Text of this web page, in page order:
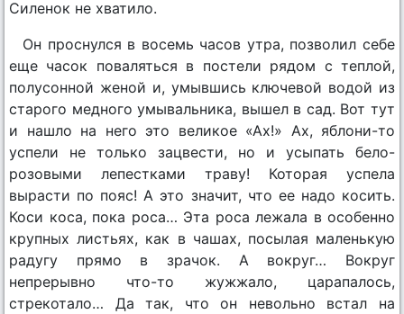
Силенок не хватило.
Он проснулся в восемь часов утра, позволил себе
еще часок поваляться в постели рядом с теплой,
полусонной женой и, умывшись ключевой водой из
старого медного умывальника, вышел в сад. Вот тут
и нашло на него это великое «Ах!» Ах, яблони-то
успели не только зацвести, но и усыпать бело-
розовыми лепестками траву! Которая успела
вырасти по пояс! А это значит, что ее надо косить.
Коси коса, пока роса… Эта роса лежала в особенно
крупных листьях, как в чашах, посылая маленькую
радугу прямо в зрачок. А вокруг… Вокруг
непрерывно что-то жужжало, царапалось,
стрекотало… Да так, что он невольно встал на